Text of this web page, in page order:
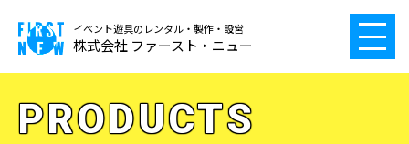
イベント遊具のレンタル・製作・設営
株式会社 ファースト・ニュー
PRODUCTS